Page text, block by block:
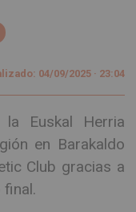
04/09/2025 · 23:04
la Euskal Herria
en Barakaldo
Club gracias a
final.